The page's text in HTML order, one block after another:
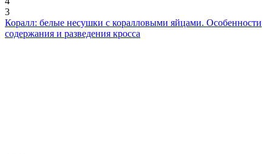
3
Коралл: белые несушки с коралловыми яйцами. Особенности
содержания и разведения кросса